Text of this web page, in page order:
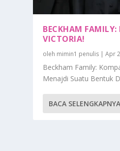
BECKHAM FAMILY:
VICTORIA!
oleh mimin1 penulis |Apr
Beckham Family:
Menajdi Suatu Bentuk
BACA SELENGKAPNYA